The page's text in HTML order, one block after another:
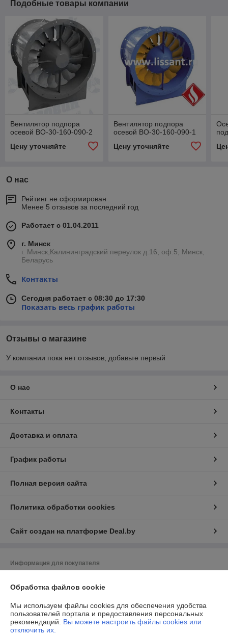
Подобные товары компании
Вентилятор подпора
осевой ВО-30-160-090-2
Цену уточняйте
Вентилятор подпора
осевой ВО-30-160-090-1
Цену уточняйте
О нас
Рейтинг не сформирован
Менее 5 отзывов за последний год
Работает с 01.04.2011
г. Минск
г. Минск,Калининградский переулок д.16, оф.5, Минск,
Беларусь
Контакты
Сегодня работает с 08:30 до 17:30
Показать весь график работы
Отзывы о магазине
У компании пока нет отзывов, добавьте первый
О нас
Контакты
Доставка и оплата
График работы
Полная версия сайта
Политика обработки cookies
Сайт создан на платформе Deal.by
Информация для покупателя
220058,г.Минск,ул.Нововиленская д.38,к.11
Регистрационный номер ЕГР: 193225958
УНП: 193225958
Обработка файлов cookie
Мы используем файлы cookies для обеспечения удобства
пользователей портала и предоставления персональных
рекомендаций. Вы можете настроить файлы cookies или
отключить их.